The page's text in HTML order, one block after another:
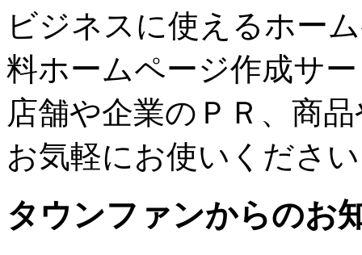
ビジネスに使えるホー
料ホームページ作成サ
店舗や企業のＰＲ、商
お気軽にお使いくださ
タウンファンからのお